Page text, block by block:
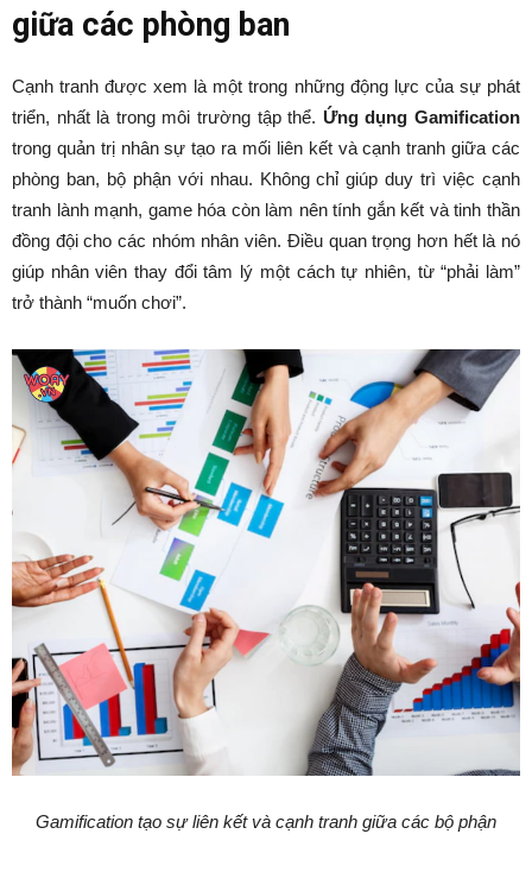
giữa các phòng ban
Cạnh tranh được xem là một trong những động lực của sự phát
triển, nhất là trong môi trường tập thể. Ứng dụng Gamification
trong quản trị nhân sự tạo ra mối liên kết và cạnh tranh giữa các
phòng ban, bộ phận với nhau. Không chỉ giúp duy trì việc cạnh
tranh lành mạnh, game hóa còn làm nên tính gắn kết và tinh thần
đồng đội cho các nhóm nhân viên. Điều quan trọng hơn hết là nó
giúp nhân viên thay đổi tâm lý một cách tự nhiên, từ “phải làm”
trở thành “muốn chơi”.
Gamification tạo sự liên kết và cạnh tranh giữa các bộ phận